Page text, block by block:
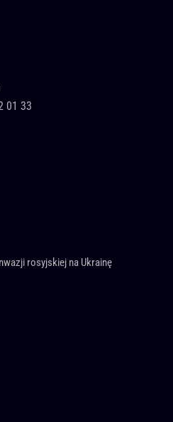
01 33
rosyjskiej na Ukrainę